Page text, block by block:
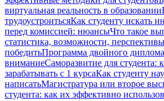
виртуальная реальность в образовании
трудоустроитьсяКак студенту искать
перед комиссией: нюансыЧто такое
статистика, возможности, перспективы
победитьПрограмма двойного
вниманиеСаморазвитие для студента:
зарабатывать с 1 курсаКак студенту
написатьМагистратура или второе
студента: как их эффективно